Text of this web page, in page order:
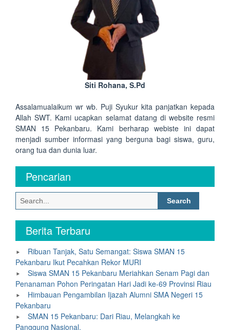
Siti Rohana, S.Pd
Assalamualaikum wr wb. Puji Syukur kita panjatkan kepada
Allah SWT. Kami ucapkan selamat datang di website resmi
SMAN 15 Pekanbaru. Kami berharap webiste ini dapat
menjadi sumber informasi yang berguna bagi siswa, guru,
orang tua dan dunia luar.
Pencarian
Search
for:
Berita Terbaru
Ribuan Tanjak, Satu Semangat: Siswa SMAN 15
Pekanbaru Ikut Pecahkan Rekor MURI
Siswa SMAN 15 Pekanbaru Meriahkan Senam Pagi dan
Penanaman Pohon Peringatan Hari Jadi ke-69 Provinsi Riau
Himbauan Pengambilan Ijazah Alumni SMA Negeri 15
Pekanbaru
SMAN 15 Pekanbaru: Dari Riau, Melangkah ke
Panggung Nasional.